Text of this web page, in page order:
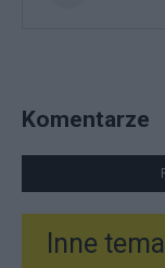
Komentarze
Inne